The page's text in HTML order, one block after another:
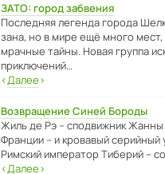
ЗАТО: город забвения
После­дняя легенда города
зана, но в мире ещё много
мрачные тайны. Новая группа
приключений…
‹Далее›
Возвращение Синей Бороды
Жиль де Рэ – спод­ви­жник Жанны
Франции – и кровавый серийный
Римский импе­ратор Тиберий –
‹Далее›